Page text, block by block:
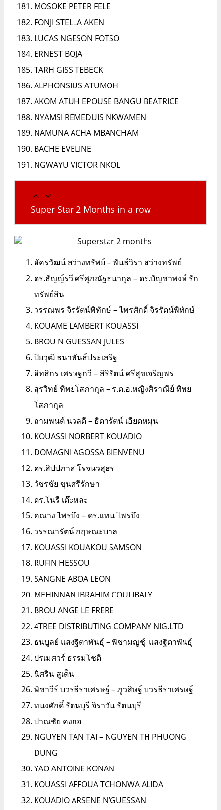
MOSOKE PETER FELE
FONJI STELLA AKEN
LUCAS NGESON FOTSO
ERNEST BOJA
TARH GISS TEBECK
ALPHONSIUS ATUMOH
AKOM ATUH EPOUSE BANGU BEATRICE
NYAMSI REMEDUIS NKWAMEN
NAMUNA ACHA MBANCHAM
BACHE EVELINE
NGWAYU VICTOR NKOL
Super Star 2 Months in a row
อัครวัฒน์ สว่างทรัพย์ – พันธ์วิรา สว่างทรัพย์
ดร.ธัญญ์รวี ศรีศุภณัฐธนากุล – ดร.บัญชาพงษ์ รัก
ทรัพย์สิน
วรรณพร จิรรัตน์พิทักษ์ – ไพรศักดิ์ จิรรัตน์พิทักษ์
KOUAME LAMBERT KOUASSI
BROU N GUESSAN JULES
ปิยวุฒิ ธนาพันธ์ประเสริฐ
อิทธิกร เศรษฐกวี – สิริรัตน์ ศรีสุขเจริญพร
สุรวิทย์ ทิพยโสภากุล – ร.ต.อ.หญิงศิราณีย์ ทิพย
โสภากุล
ถามพนต์ นวลดี – ธิดารัตน์ เอียดหมุน
KOUASSI NORBERT KOUADIO
DOMAGNI AGOSSA BIENVENU
ดร.สิปปภาส โรจนวสุธร
วัชรชัย ขุนศรีรักษา
ดร.โนรี เต๊ะหละ
คณาง ไพรบึง – ดร.แทน ไพรบึง
วรรณารัตน์ กฤษณะบาล
KOUASSI KOUAKOU SAMSON
RUFIN HESSOU
SANGNE ABOA LEON
MEHINNAN IBRAHIM COULIBALY
BROU ANGE LE FRERE
4TREE DISTRIBUTING COMPANY NIG.LTD
ธนบูลย์ แสงฐิตาพันธุ์ – พิชามญชุ์ แสงฐิตาพันธุ์
ปรเมศวร์ ธรรมโชติ
นิศริน สูเด็น
พิชาวีร์ บวรธีราเศรษฐ์ – ภูวสิษฐ์ บวรธีราเศรษฐ์
ทนงศักดิ์ รัตนบุรี จิราวัน รัตนบุรี
ปาณชัย คงกอ
NGUYEN TAN TAI – NGUYEN TH PHUONG
DUNG
YAO ANTOINE KONAN
KOUASSI AFFOUA TCHONWA ALIDA
KOUADIO ARSENE N’GUESSAN